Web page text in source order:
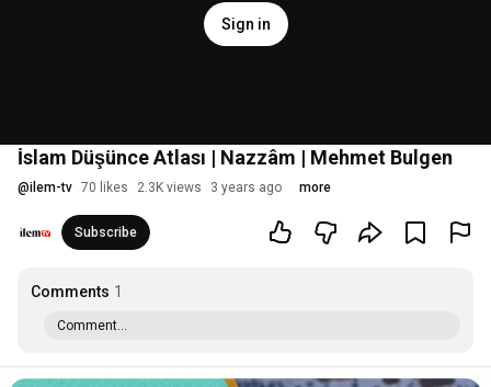
Sign in
İslam Düşünce Atlası | Nazzâm | Mehmet Bulgen
@ilem-tv 70 likes 2.3K views 3 years ago more
Subscribe
Comments 1
Comment...